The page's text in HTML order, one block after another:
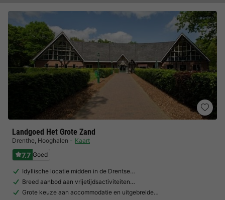
Landgoed Het Grote Zand
Drenthe, Hooghalen Kaart
7.7 Goed
Idyllische locatie midden in de Drentse…
Breed aanbod aan vrijetijdsactiviteiten…
Grote keuze aan accommodatie en uitgebreide…